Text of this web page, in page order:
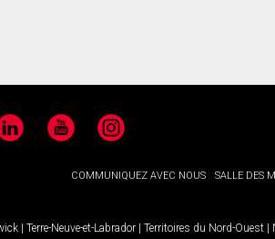
YouTubeInstagram
COMMUNIQUEZ AVEC NOUS SALLE DES
| Terre-Neuve-et-Labrador | Territoires du Nord-Ouest |